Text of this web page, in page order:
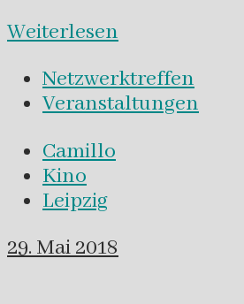
Weiterlesen
Netzwerktreffen
Veranstaltungen
Camillo
Kino
Leipzig
29. Mai 2018